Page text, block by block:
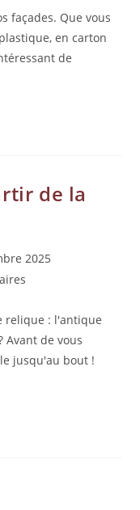
façades. Que vous
en carton
de
de la
2025
relique : l'antique
Avant de vous
jusqu'au bout !